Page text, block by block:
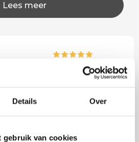
Details Over
gebruik van cookies
Lees meer
en
dag
leveren verliep vlot en
veel sfeer, het is ook